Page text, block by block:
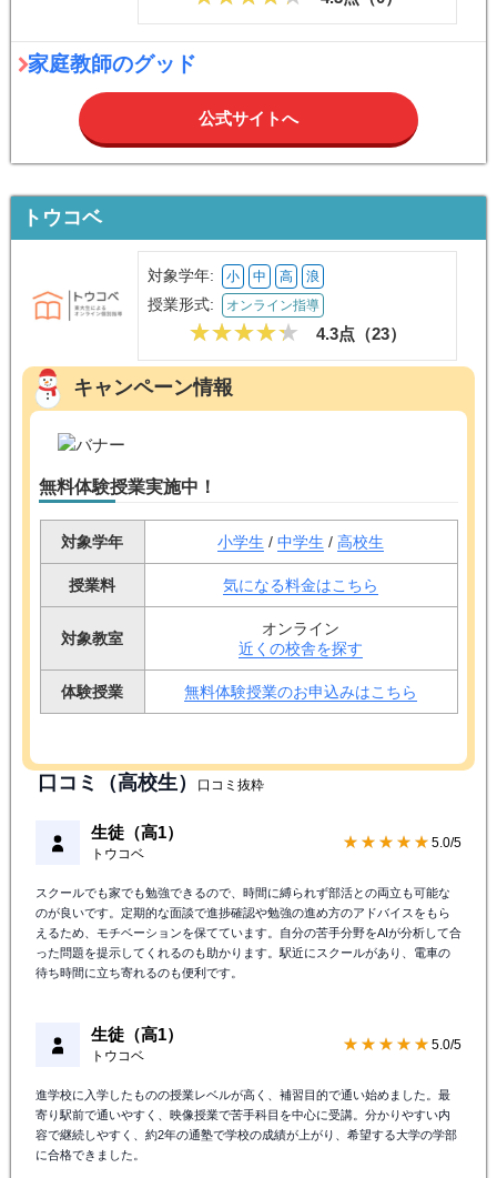
家庭教師のグッド
公式サイトへ
トウコベ
対象学年: 小 中 高 浪
授業形式: オンライン指導
4.3点（23）
キャンペーン情報
無料体験授業実施中！
対象学年 小学生 / 中学生 / 高校生
授業料 気になる料金はこちら
対象教室
オンライン
近くの校舎を探す
体験授業 無料体験授業のお申込みはこちら
口コミ（高校生） 口コミ抜粋
生徒（高1）
トウコベ
★★★★★ 5.0/5
スクールでも家でも勉強できるので、時間に縛られず部活との両立も可能な
のが良いです。定期的な面談で進捗確認や勉強の進め方のアドバイスをもら
えるため、モチベーションを保てています。自分の苦手分野をAIが分析して合
った問題を提示してくれるのも助かります。駅近にスクールがあり、電車の
待ち時間に立ち寄れるのも便利です。
生徒（高1）
トウコベ
★★★★★ 5.0/5
進学校に入学したものの授業レベルが高く、補習目的で通い始めました。最
寄り駅前で通いやすく、映像授業で苦手科目を中心に受講。分かりやすい内
容で継続しやすく、約2年の通塾で学校の成績が上がり、希望する大学の学部
に合格できました。